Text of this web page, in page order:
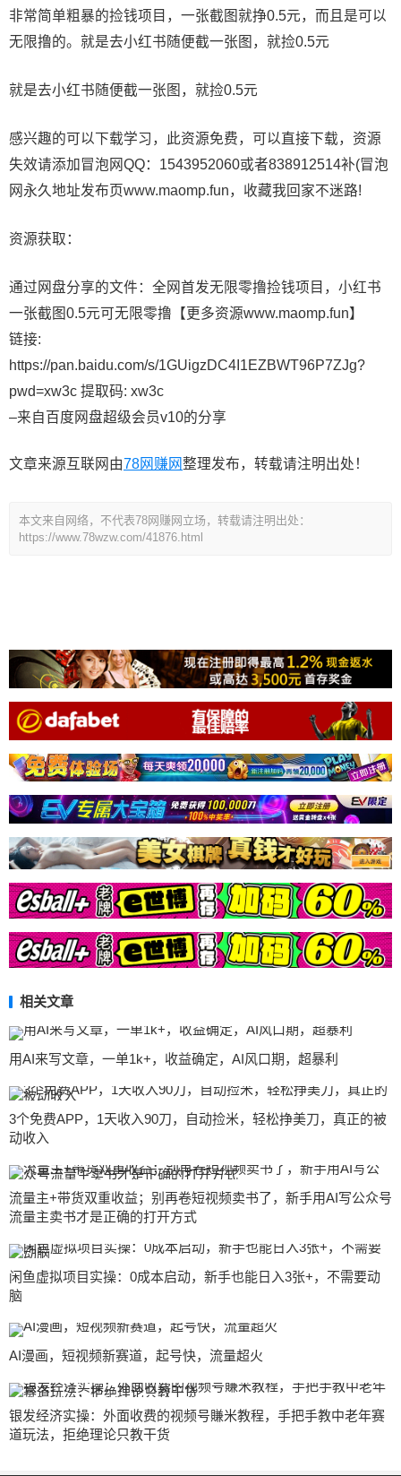
非常简单粗暴的捡钱项目，一张截图就挣0.5元，而且是可以
无限撸的。就是去小红书随便截一张图，就捡0.5元
就是去小红书随便截一张图，就捡0.5元
感兴趣的可以下载学习，此资源免费，可以直接下载，资源
失效请添加冒泡网QQ：1543952060或者838912514补(冒泡
网永久地址发布页www.maomp.fun，收藏我回家不迷路!
资源获取：
通过网盘分享的文件：全网首发无限零撸捡钱项目，小红书
一张截图0.5元可无限零撸【更多资源www.maomp.fun】
链接:
https://pan.baidu.com/s/1GUigzDC4I1EZBWT96P7ZJg?
pwd=xw3c 提取码: xw3c
–来自百度网盘超级会员v10的分享
文章来源互联网由78网赚网整理发布，转载请注明出处！
本文来自网络，不代表78网赚网立场，转载请注明出处：
https://www.78wzw.com/41876.html
相关文章
用AI来写文章，一单1k+，收益确定，AI风口期，超暴利
3个免费APP，1天收入90刀，自动捡米，轻松挣美刀，真正的被
动收入
流量主+带货双重收益；别再卷短视频卖书了，新手用AI写公众号
流量主卖书才是正确的打开方式
闲鱼虚拟项目实操：0成本启动，新手也能日入3张+，不需要动
脑
AI漫画，短视频新赛道，起号快，流量超火
银发经济实操：外面收费的视频号賺米教程，手把手教中老年赛
道玩法，拒绝理论只教干货